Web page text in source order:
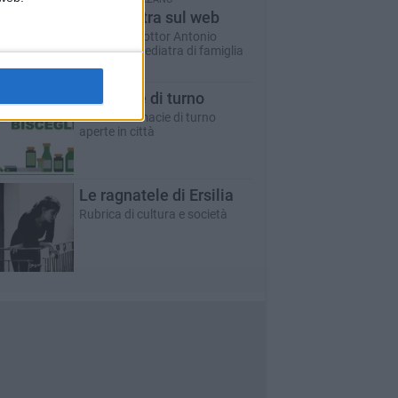
Un pediatra sul web
A cura del dottor Antonio
Marzano - pediatra di famiglia
Farmacie di turno
Tutte le farmacie di turno
aperte in città
Le ragnatele di Ersilia
Rubrica di cultura e società